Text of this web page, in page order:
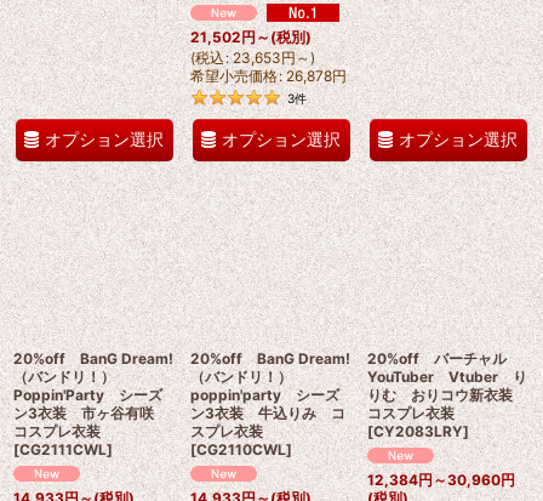
オプション選択
21,502円～(税別)
(税込: 23,653円～)
希望小売価格: 26,878円
3件
オプション選択 オプション選択
20%off BanG Dream!
（バンドリ！）
Poppin'Party シーズ
ン3衣装 市ヶ谷有咲
コスプレ衣装
[CG2111CWL]
14,933円～(税別)
20%off BanG Dream!
（バンドリ！）
poppin'party シーズ
ン3衣装 牛込りみ コ
スプレ衣装
[CG2110CWL]
14,933円～ (税別)
20%off バーチャル
YouTuber Vtuber り
りむ おりコウ新衣装
コスプレ衣装
[CY2083LRY]
12,384円～30,960円
(税別)